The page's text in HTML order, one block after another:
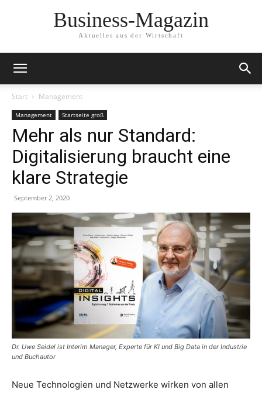
Business-Magazin
Aktuelles aus der Wirtschaft
Start Management
Management Startseite groß
Mehr als nur Standard:
Digitalisierung braucht eine
klare Strategie
September 2, 2020
Dr. Uwe Seidel ist Interim Manager, Experte für KI und Big Data in der Industrie
und Buchautor
Neue Technologien und Netzwerke wirken von allen